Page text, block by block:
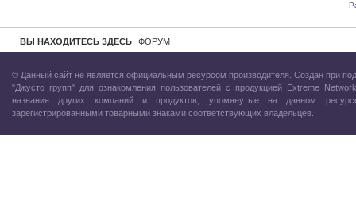
ВЫ НАХОДИТЕСЬ ЗДЕСЬ ФОРУМ
© Данный сайт не является официальным ресурсом производителя. Создан при
"Джусто групп" для ознакомления пользователей с продукцией Extreme
названия других компаний и продуктов, упомянутые на данном
зарегистрированными товарными знаками соответствующих владельцев.